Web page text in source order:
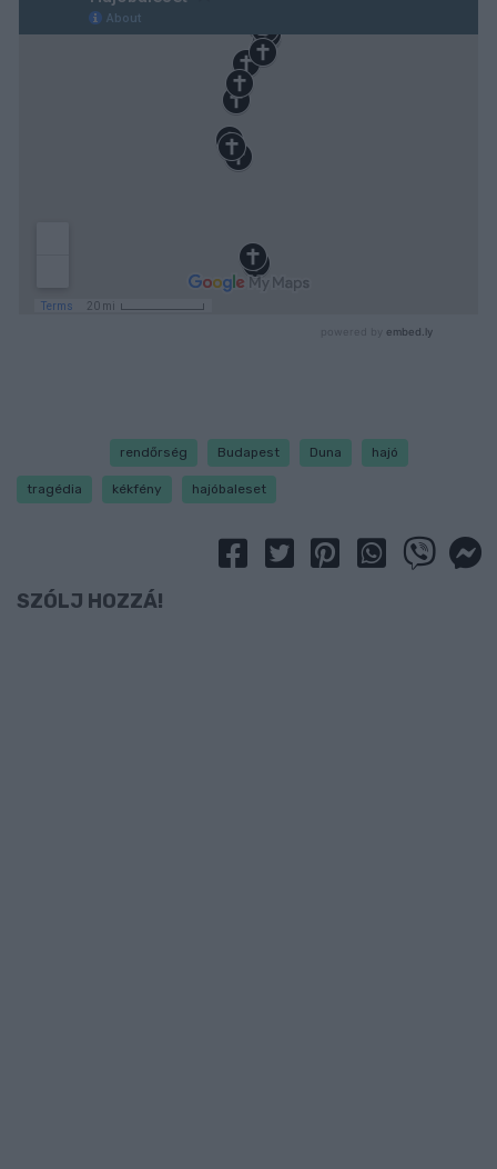
rendőrség Budapest Duna hajó
tragédia kékfény hajóbaleset
SZÓLJ HOZZÁ!